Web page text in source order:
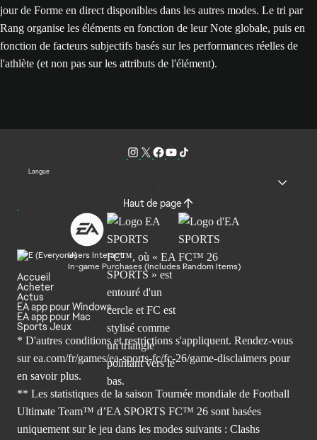
jour de Forme en direct disponibles dans les autres modes. Le tri par
Rang organise les éléments en fonction de leur Note globale, puis en
fonction de facteurs subjectifs basés sur les performances réelles de
l'athlète (et non pas sur les attributs de l'élément).
Langue
Haut de page
Users Interact
In-game Purchases (Includes Random Items)
Accueil
Acheter
Actus
EA app pour Windows
EA app pour Mac
Sports Jeux
* D'autres conditions et restrictions s'appliquent. Rendez-vous
sur ea.com/fr/games/ea-sports-fc/fc-26/game-disclaimers pour
en savoir plus.
** Les statistiques de la saison Tournée mondiale de Football
Ultimate Team™ d’EA SPORTS FC™ 26 sont basées
uniquement sur le jeu dans les modes suivants : Clashs